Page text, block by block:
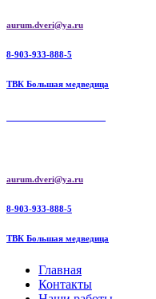
Перейти
содержимому
aurum.dveri@ya.ru
8-903-933-888-5
ТВК Большая медведица
aurum.dveri@ya.ru
8-903-933-888-5
ТВК Большая медведица
Главная
Контакты